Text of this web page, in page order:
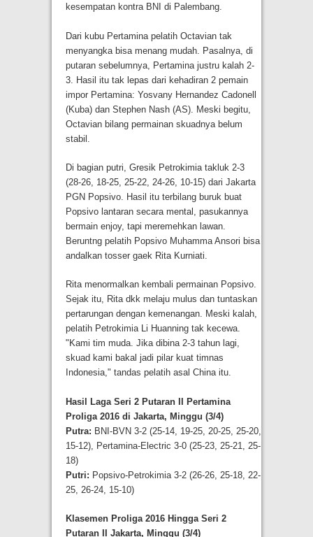
kesempatan kontra BNI di Palembang.
Dari kubu Pertamina pelatih Octavian tak
menyangka bisa menang mudah. Pasalnya, di
putaran sebelumnya, Pertamina justru kalah 2-
3. Hasil itu tak lepas dari kehadiran 2 pemain
impor Pertamina: Yosvany Hernandez Cadonell
(Kuba) dan Stephen Nash (AS). Meski begitu,
Octavian bilang permainan skuadnya belum
stabil.
Di bagian putri, Gresik Petrokimia takluk 2-3
(28-26, 18-25, 25-22, 24-26, 10-15) dari Jakarta
PGN Popsivo. Hasil itu terbilang buruk buat
Popsivo lantaran secara mental, pasukannya
bermain enjoy, tapi meremehkan lawan.
Beruntng pelatih Popsivo Muhamma Ansori bisa
andalkan tosser gaek Rita Kurniati.
Rita menormalkan kembali permainan Popsivo.
Sejak itu, Rita dkk melaju mulus dan tuntaskan
pertarungan dengan kemenangan. Meski kalah,
pelatih Petrokimia Li Huanning tak kecewa.
"Kami tim muda. Jika dibina 2-3 tahun lagi,
skuad kami bakal jadi pilar kuat timnas
Indonesia," tandas pelatih asal China itu.
Hasil Laga Seri 2 Putaran II Pertamina
Proliga 2016 di Jakarta, Minggu (3/4)
Putra: BNI-BVN 3-2 (25-14, 19-25, 20-25, 25-20,
15-12), Pertamina-Electric 3-0 (25-23, 25-21, 25-
18)
Putri: Popsivo-Petrokimia 3-2 (26-26, 25-18, 22-
25, 26-24, 15-10)
Klasemen Proliga 2016 Hingga Seri 2
Putaran II Jakarta, Minggu (3/4)